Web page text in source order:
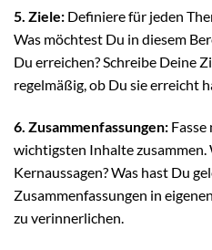
5. Ziele: Definiere für jeden
Was möchtest Du in diesem
Du erreichen? Schreibe Deine
regelmäßig, ob Du sie erreicht
6. Zusammenfassungen:
wichtigsten Inhalte zusammen.
Kernaussagen? Was hast Du
Zusammenfassungen in
zu verinnerlichen.